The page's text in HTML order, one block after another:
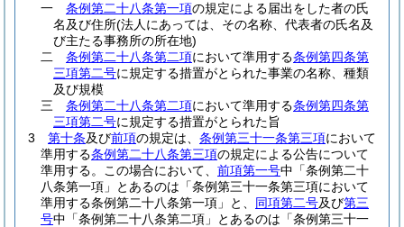
一
条例第二十八条第一項の規定による届出をした者の氏
名及び住所(法人にあっては、その名称、代表者の氏名及
び主たる事務所の所在地)
二
条例第二十八条第二項において準用する条例第四条第
三項第二号に規定する措置がとられた事業の名称、種類
及び規模
三
条例第二十八条第二項において準用する条例第四条第
三項第二号に規定する措置がとられた旨
3
第十条及び前項の規定は、 条例第三十一条第三項において
準用する条例第二十八条第三項の規定による公告について
準用する。
この場合において、 前項第一号中「条例第二十
八条第一項」とあるのは「条例第三十一条第三項において
準用する条例第二十八条第一項」と、 同項第二号及び第三
号中「条例第二十八条第二項」とあるのは「条例第三十一